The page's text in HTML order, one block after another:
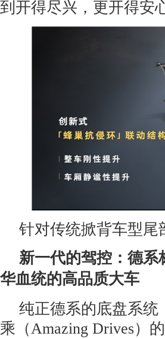
到开得尽兴，更开得安
针对传统掀背车型尾
新一代的驾控：德系
华血统的高品质大车
纯正德系的底盘系统
乘（Amazing Drives）